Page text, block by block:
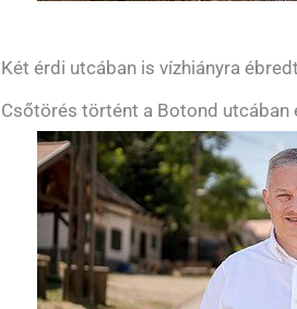
Két érdi utcában is vízhiányra
Csőtörés történt a Botond utcában